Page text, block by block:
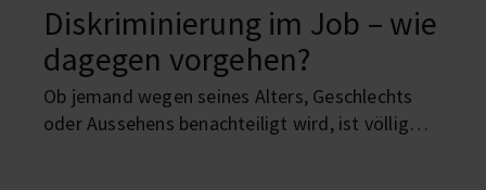
Diskriminierung im Job – wie
dagegen vorgehen?
Ob jemand wegen seines Alters, Geschlechts
oder Aussehens benachteiligt wird, ist völlig